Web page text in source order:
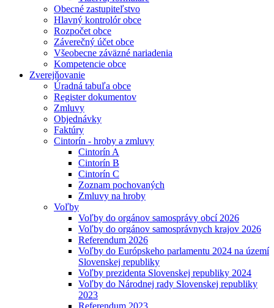
Obecné zastupiteľstvo
Hlavný kontrolór obce
Rozpočet obce
Záverečný účet obce
Všeobecne záväzné nariadenia
Kompetencie obce
Zverejňovanie
Úradná tabuľa obce
Register dokumentov
Zmluvy
Objednávky
Faktúry
Cintorín - hroby a zmluvy
Cintorín A
Cintorín B
Cintorín C
Zoznam pochovaných
Zmluvy na hroby
Voľby
Voľby do orgánov samosprávy obcí 2026
Voľby do orgánov samosprávnych krajov 2026
Referendum 2026
Voľby do Európskeho parlamentu 2024 na území
Slovenskej republiky
Voľby prezidenta Slovenskej republiky 2024
Voľby do Národnej rady Slovenskej republiky
2023
Referendum 2023